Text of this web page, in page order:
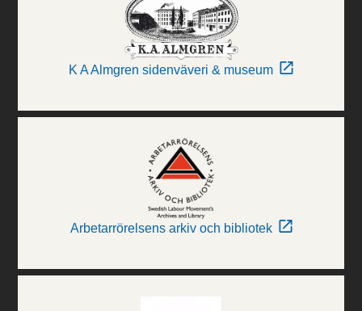
K A Almgren sidenväveri & museum
Arbetarrörelsens arkiv och bibliotek